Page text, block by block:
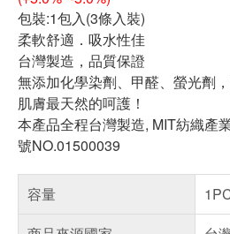
包裝:1包入(3條入裝)
柔軟舒適．吸水性佳
台灣製造，品質保證
無添加化學染劑、甲醛、螢光劑
肌膚最天然的呵護！
本產品全程台灣製造, MIT紡織產
號NO.01500039
容量